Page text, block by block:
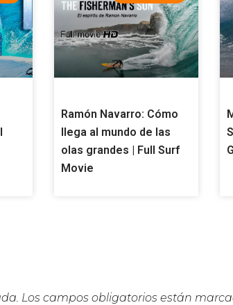
Ramón Navarro: Cómo
llega al mundo de las
olas grandes | Full Surf
Movie
Los campos obligatorios están